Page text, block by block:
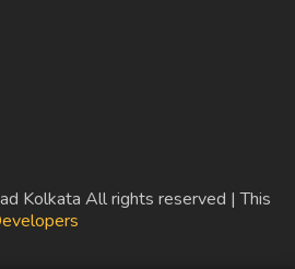
Kolkata All rights reserved | This